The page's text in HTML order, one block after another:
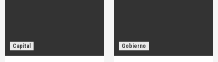
Capital Gobierno